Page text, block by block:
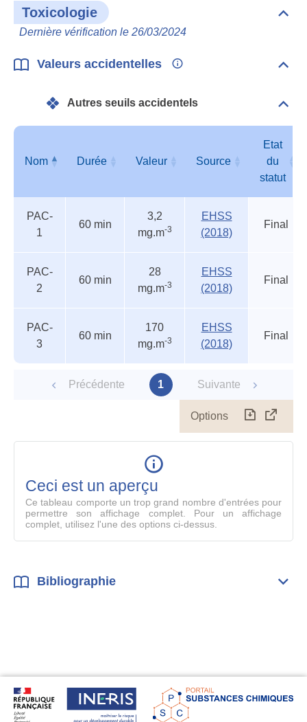
Toxicologie
Dernière vérification le 26/03/2024
Valeurs accidentelles
Autres seuils accidentels
seuils
accidentels
Nom Durée Valeur Source
Etat
du
statut
du
PAC-
1
60 min
3,2
mg.m-3
EHSS
(2018)
Final
PAC-
2
60 min
28
mg.m-3
EHSS
(2018)
Final
PAC-
3
60 min
170
mg.m-3
EHSS
(2018)
Final
Précédente 1 Suivante
Options
le
Ceci est un aperçu
Ce tableau comporte un trop grand nombre d'entrées pour
permettre son affichage complet. Pour un affichage
complet, utilisez l'une des options ci-dessus.
Bibliographie